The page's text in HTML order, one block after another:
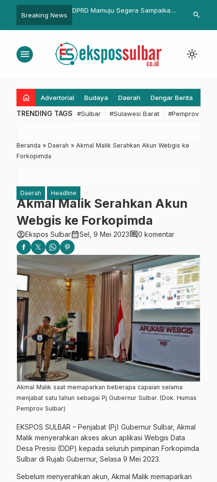
Breaking News
Segera Sampaikan
Pembentukan Kota
ke DPR RI
Wapres: Umumkan Kalau Pemda
Lanjutan
search
menu light_mode
home Advertorial Budaya Daerah Dengar Berita
TRENDING TAGS #Sulbar #Sulawesi Barat #Pemprov
Beranda » Daerah » Akmal Malik Serahkan Akun Webgis ke
Forkopimda
Daerah Headline
Akmal Malik Serahkan Akun
Webgis ke Forkopimda
account_circleEkspos Sulbarcalendar_monthSel, 9 Mei 2023comment0 komentar
Akmal Malik saat memaparkan beberapa capaian selama
menjabat satu tahun sebagai Pj Gubernur Sulbar. (Dok. Humas
Pemprov Sulbar)
EKSPOS SULBAR – Penjabat (Pj) Gubernur Sulbar, Akmal
Malik menyerahkan akses akun aplikasi Webgis Data
Desa Presisi (DDP) kepada seluruh pimpinan Forkopimda
Sulbar di Rujab Gubernur, Selasa 9 Mei 2023.
Sebelum menyerahkan akun, Akmal Malik memaparkan